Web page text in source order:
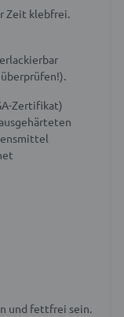
Zeit klebfrei.
Zertifikat)
und fettfrei sein.